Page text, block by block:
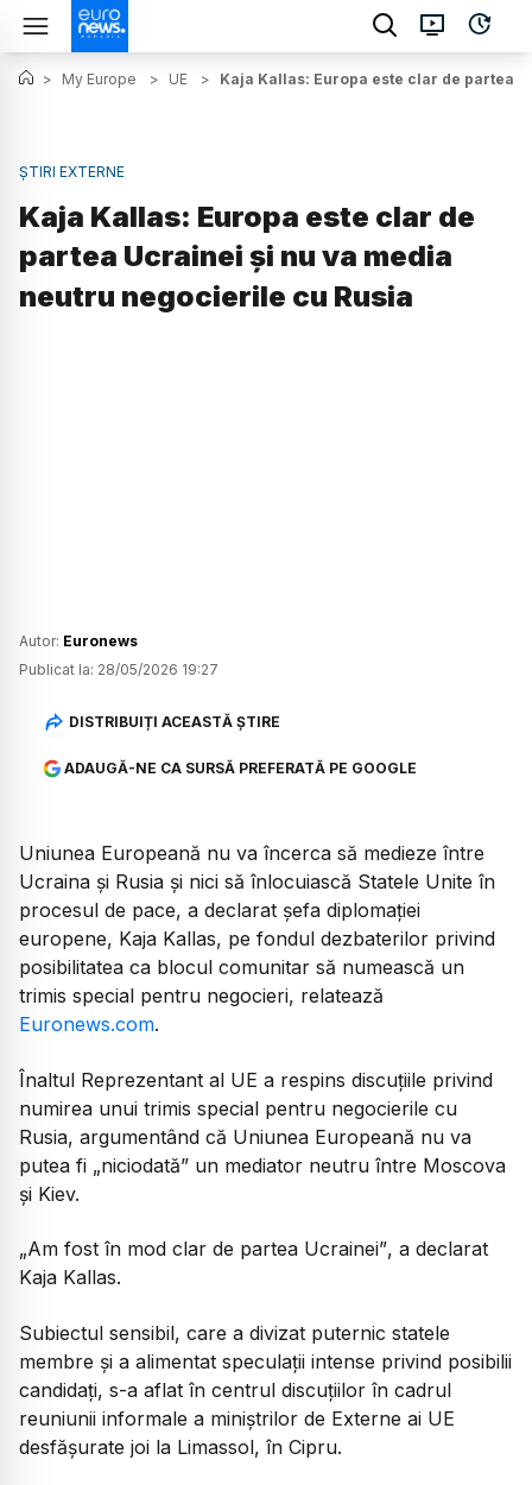
> My Europe > UE > Kaja Kallas: Europa este clar de partea
ȘTIRI EXTERNE
Kaja Kallas: Europa este clar de
partea Ucrainei și nu va media
neutru negocierile cu Rusia
Autor: Euronews
Publicat la: 28/05/2026 19:27
DISTRIBUIȚI ACEASTĂ ȘTIRE
ADAUGĂ-NE CA SURSĂ PREFERATĂ PE GOOGLE
Uniunea Europeană nu va încerca să medieze între
Ucraina și Rusia și nici să înlocuiască Statele Unite în
procesul de pace, a declarat șefa diplomației
europene, Kaja Kallas, pe fondul dezbaterilor privind
posibilitatea ca blocul comunitar să numească un
trimis special pentru negocieri, relatează
Euronews.com.
Înaltul Reprezentant al UE a respins discuțiile privind
numirea unui trimis special pentru negocierile cu
Rusia, argumentând că Uniunea Europeană nu va
putea fi „niciodată” un mediator neutru între Moscova
și Kiev.
„Am fost în mod clar de partea Ucrainei”, a declarat
Kaja Kallas.
Subiectul sensibil, care a divizat puternic statele
membre și a alimentat speculații intense privind posibilii
candidați, s-a aflat în centrul discuțiilor în cadrul
reuniunii informale a miniștrilor de Externe ai UE
desfășurate joi la Limassol, în Cipru.